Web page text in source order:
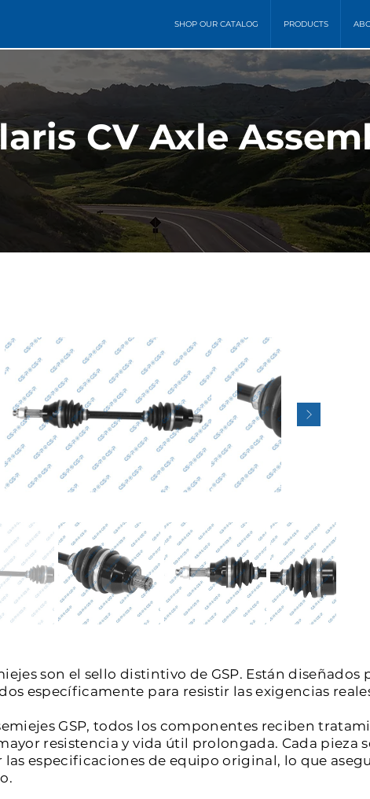
SHOP OUR CATALOG PRODUCTS
CV Axle
son el sello distintivo de GSP. Están
específicamente para resistir las exigencias
GSP, todos los componentes reciben
resistencia y vida útil prolongada. Cada pieza
las especificaciones de equipo original, lo que